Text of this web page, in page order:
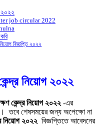
২০২২
job circular 2022
নিয়োগ বিজ্ঞপ্তি ২০২২
নিয়োগ ২০২২
কেন্দ্র নিয়োগ ২০২২ -এর
তবে শেষসময়ের জন্য অপেক্ষো না
নিয়োগ ২০২২ বিজ্ঞপ্তিতে আবেদনের